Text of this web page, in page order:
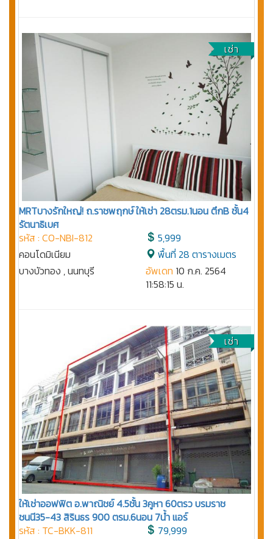
เช่า
MRTบางรักใหญ่! ถ.ราชพฤกษ์ ให้เช่า 28ตรม.1นอน ตึกB ชั้น4
รัตนาธิเบศ
รหัส : CO-NBI-812
คอนโดมิเนียม
บางบัวทอง , นนทบุรี
5,999
พื้นที่ 28 ตารางเมตร
อัพเดท 10 ก.ค. 2564
11:58:15 น.
เช่า
ให้เช่าออฟฟิต อ.พาณิชย์ 4.5ชั้น 3คูหา 60ตรว บรมราช
ชนนี35-43 สิรินธร 900 ตรม.6นอน 7น้ำ แอร์
รหัส : TC-BKK-811
79,999